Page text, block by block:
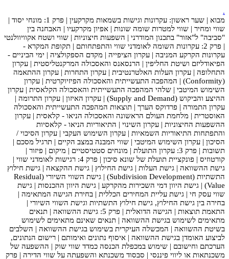
.
מבוא | שער ראשון: עקרונות וגישות בשמאות מקרקעין | פרק 1: מונחי יסוד |
שווי ומחיר | שווי למטרות שומה שונות | אפיון מקרקעיו | האבחנה בין
"סביבה" ל"אזור" בתכנון המודרני | השפעות חיצוניות | שווי ושטח אקוויוולנטי
| פרק 2: עקרונות השומה לאומדני שווי והתפתחותם | תקופת המקרא -
עקרונות הקרקע המניבה | עקרון הציפייה | מקדם הספקולציה | ימי הביניים -
הפיאודליזם ושיטת החליפין | הרנסאנס והאסכולה המרקנטליסטית | עקרון
התחלופה | עקרון העלות האלטרנטיבית | עקרון התחרות | עקרון ההתאמה
(Conformity) | המהפכה התעשייתית והאסכולה הפיזיוקרטית | עקרון
השימוש המיטבי | שלהי המהפכה התעשייתית והאסכולה הקלאסית | עקרון
ההיצע והביקוש (Supply and Demand) | עקרון האיזון | עקרון התרומה |
עקרון התמורה | פרדוקס הערך | תוצאות המהפכה התעשייתית והאסכולה
האוסטרית | מלחמת העולם הראשונה והאסכולה הניאו - קלאסית | עקרון
ההשפעות החיצוניות | עקרון השינוי | התיאוריות הניאו - קלאסיות
והתפתחות התיאוריות השמאיות | עקרון השימוש העקבי | עקרון הסיכוי /
הסיכון | עקרון השימוש המיטבי | שווי המבנה במצב הקיים | תרגיל מסכם |
תשובות | פרק 3: עקרון התועלת | מונחים סטטיסטיים | מיקום | פיזור |
קורטוזיס | פונקציית תועלת של שונא סיכון | פרק 4: רגישות לאומדני שווי |
גישת ההשוואה | גישת העלות | גישת החילוץ | גישת ההקצאה | גישת חילוץ
התשתיות (Subdivision Development) | גישת השווי השיורי (Residual
Value) | גישת היוון דמי השכירות מהקרקע | גישת היוון ההכנסות | גישת
שווי עסק חי | גישת עליית המחירים הכללית | בחירת הגישה המתאימה |
בחירה בין גישת החילוץ, גישת חילוץ התשתיות וגישת השווי השיורי |
התאמת תוצאות | הגישה הדואלית | פרק 5: גישת ההשוואה | תנאים
מתאימים לשימוש בגישת ההשוואה | תנאים שאינם מתאימים לשימוש
בשיטת ההשוואה | המכשלה העיקרית בשימוש בגישת ההשוואה | השלבים
לביצוע האומדן בגישת ההשוואה | איסוף נתונים ואימותם | רישום הנתונים,
הערכתם וחישובם | שימוש במכפלת הכנסה כמדד שווי שוק | ההשפעה של
משכנתאות או ליווי פיננסי | סבסוד משכנתא והשפעתה על שווי הדירה | פרק